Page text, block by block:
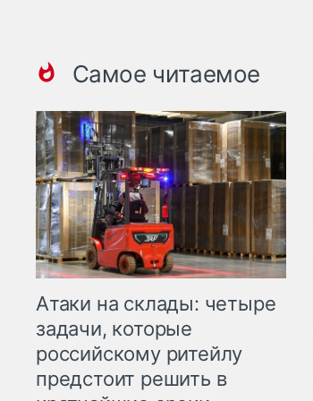
Самое читаемое
Атаки на склады: четыре
задачи, которые
российскому ритейлу
предстоит решить в